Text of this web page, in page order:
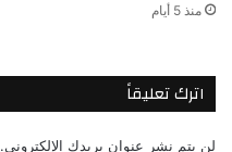
منذ 5 أيام
اترك تعليقاً
لن يتم نشر عنوان بريدك الإلكتروني.